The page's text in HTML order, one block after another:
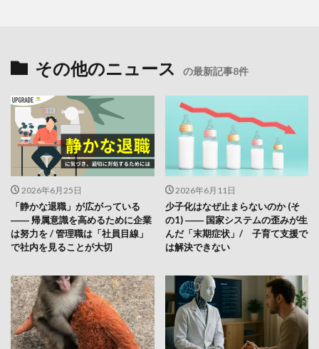
その他のニュース の最新記事8件
2026年6月25日
「静かな退職」が広がっている
―― 帰属意識を高めるために企業
は努力を / 管理職は「社員目線」
で社内を見ることが大切
2026年6月11日
少子化はなぜ止まらないのか (そ
の1) ―― 国家システムの歪みが生
んだ「末期症状」/ 子育て支援で
は解決できない